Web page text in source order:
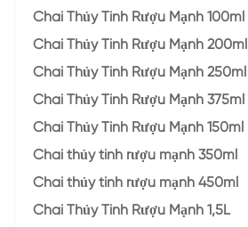
Chai Thủy Tinh Rượu Mạnh 100ml
Chai Thủy Tinh Rượu Mạnh 200ml
Chai Thủy Tinh Rượu Mạnh 250ml
Chai Thủy Tinh Rượu Mạnh 375ml
Chai Thủy Tinh Rượu Mạnh 150ml
Chai thủy tinh rượu mạnh 350ml
Chai thủy tinh rượu mạnh 450ml
Chai Thủy Tinh Rượu Mạnh 1,5L